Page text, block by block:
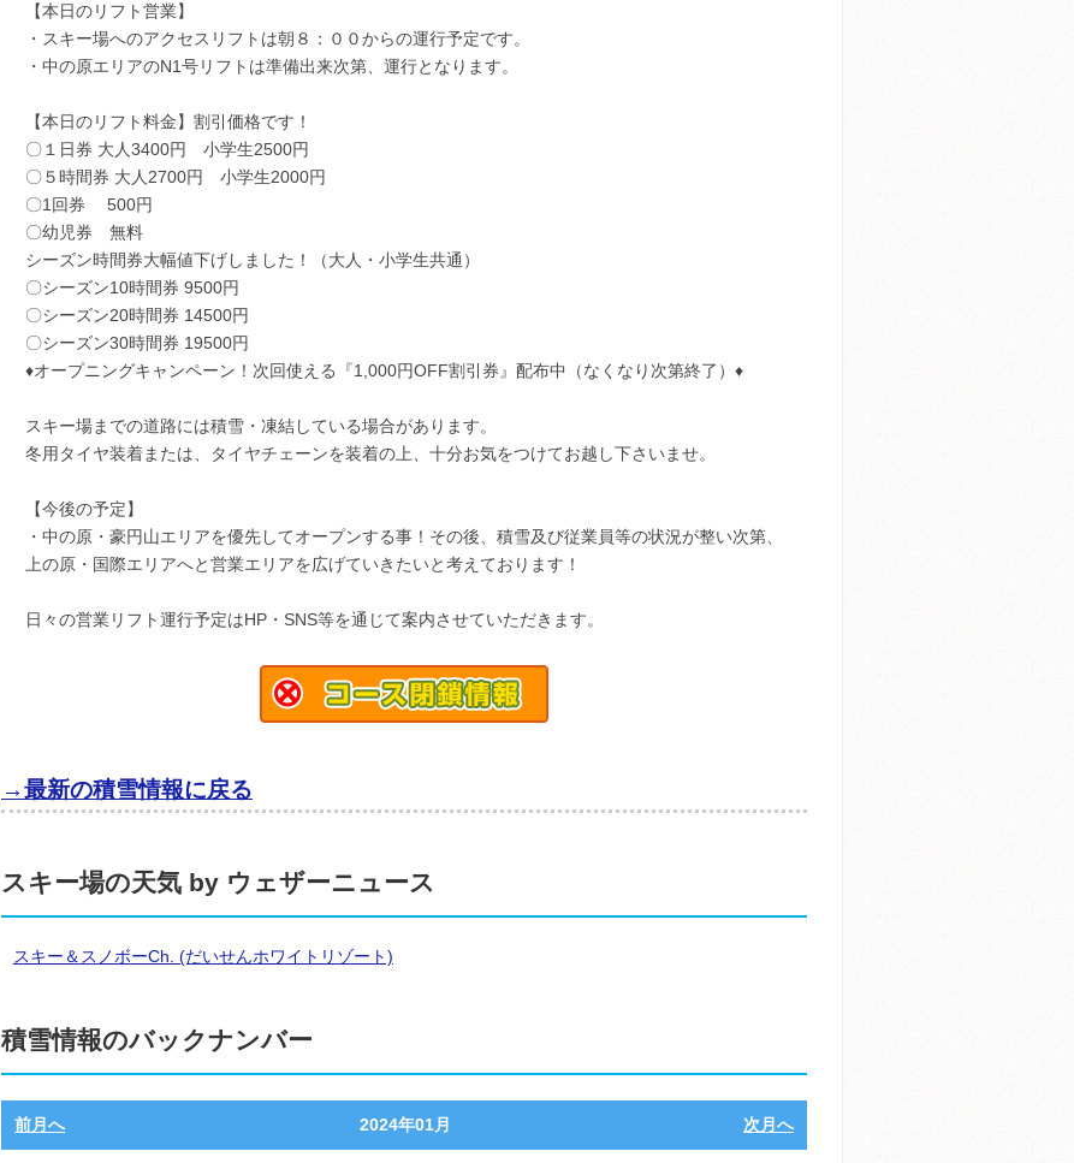
【本日のリフト営業】
・スキー場へのアクセスリフトは朝８：００からの運行予定です。
・中の原エリアのN1号リフトは準備出来次第、運行となります。
【本日のリフト料金】割引価格です！
〇１日券 大人3400円 小学生2500円
〇５時間券 大人2700円 小学生2000円
〇1回券 500円
〇幼児券 無料
シーズン時間券大幅値下げしました！（大人・小学生共通）
〇シーズン10時間券 9500円
〇シーズン20時間券 14500円
〇シーズン30時間券 19500円
♦オープニングキャンペーン！次回使える『1,000円OFF割引券』配布中（なくなり次第終了）♦
スキー場までの道路には積雪・凍結している場合があります。
冬用タイヤ装着または、タイヤチェーンを装着の上、十分お気をつけてお越し下さいませ。
【今後の予定】
・中の原・豪円山エリアを優先してオープンする事！その後、積雪及び従業員等の状況が整い次第、
上の原・国際エリアへと営業エリアを広げていきたいと考えております！
日々の営業リフト運行予定はHP・SNS等を通じて案内させていただきます。
→最新の積雪情報に戻る
スキー場の天気 by ウェザーニュース
スキー＆スノボーCh. (だいせんホワイトリゾート)
積雪情報のバックナンバー
前月へ 2024年01月 次月へ